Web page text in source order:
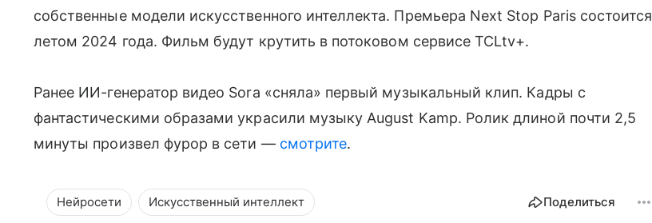
собственные модели искусственного интеллекта. Премьера Next Stop Paris состоится
летом 2024 года. Фильм будут крутить в потоковом сервисе TCLtv+.
Ранее ИИ-генератор видео Sora «сняла» первый музыкальный клип. Кадры с
фантастическими образами украсили музыку August Kamp. Ролик длиной почти 2,5
минуты произвел фурор в сети — смотрите.
Нейросети Искусственный интеллект Поделиться